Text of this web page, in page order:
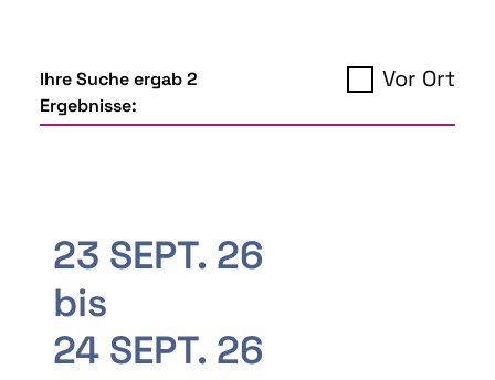
Ihre Suche ergab 2
Ergebnisse:
Vor Ort
23 SEPT. 26
bis
24 SEPT. 26